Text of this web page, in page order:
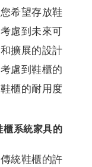
希望存放鞋
慮到未來可
擴展的設計
慮到鞋櫃的
櫃的耐用度
櫃系統家具的
統鞋櫃的許